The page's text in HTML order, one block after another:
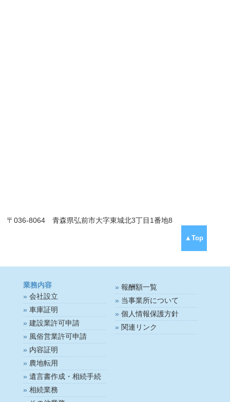
〒036-8064 青森県弘前市大字東城北3丁目1番地8
▲Top
業務内容
会社設立
車庫証明
建設業許可申請
風俗営業許可申請
内容証明
農地転用
遺言書作成・相続手続
相続業務
報酬額一覧
当事業所について
個人情報保護方針
関連リンク